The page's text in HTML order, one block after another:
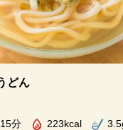
どん
15分 223kcal